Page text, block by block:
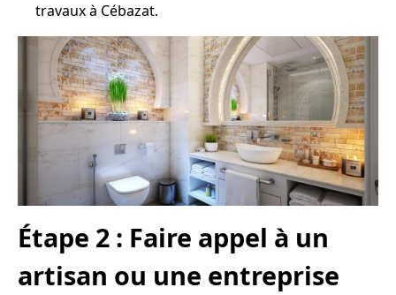
travaux à Cébazat.
Étape 2 : Faire appel à un
artisan ou une entreprise